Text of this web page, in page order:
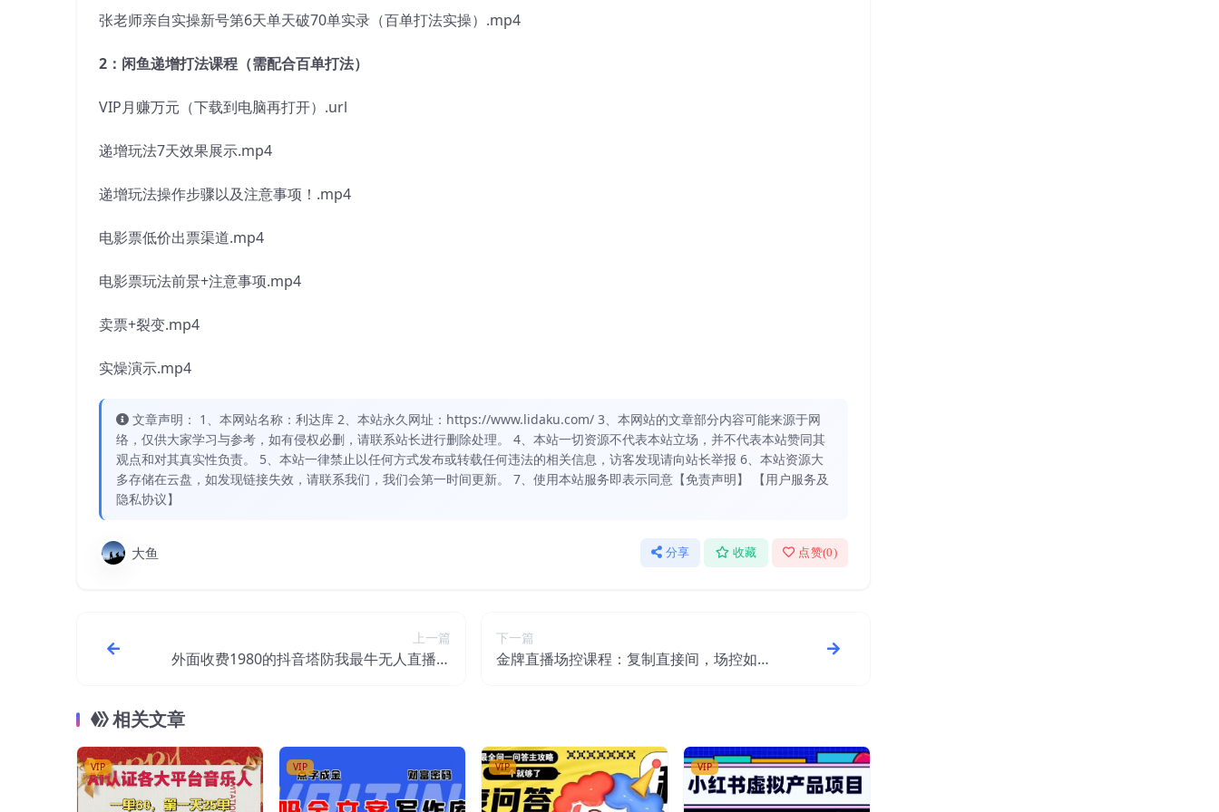
张老师亲自实操新号第6天单天破70单实录（百单打法实操）.mp4
2：闲鱼递增打法课程（需配合百单打法）
VIP月赚万元（下载到电脑再打开）.url
递增玩法7天效果展示.mp4
递增玩法操作步骤以及注意事项！.mp4
电影票低价出票渠道.mp4
电影票玩法前景+注意事项.mp4
卖票+裂变.mp4
实燥演示.mp4
文章声明： 1、本网站名称：利达库 2、本站永久网址：https://www.lidaku.com/ 3、本网站的文章部分内容可能来源于网
络，仅供大家学习与参考，如有侵权必删，请联系站长进行删除处理。 4、本站一切资源不代表本站立场，并不代表本站赞同其
观点和对其真实性负责。 5、本站一律禁止以任何方式发布或转载任何违法的相关信息，访客发现请向站长举报 6、本站资源大
多存储在云盘，如发现链接失效，请联系我们，我们会第一时间更新。 7、使用本站服务即表示同意【免责声明】 【用户服务及
隐私协议】
大鱼 分享 收藏 点赞(0)
上一篇
外面收费1980的抖音塔防我最牛无人直播项
下一篇
金牌直播场控课程：复制直接间，场控如何
相关文章
VIP VIP VIP VIP